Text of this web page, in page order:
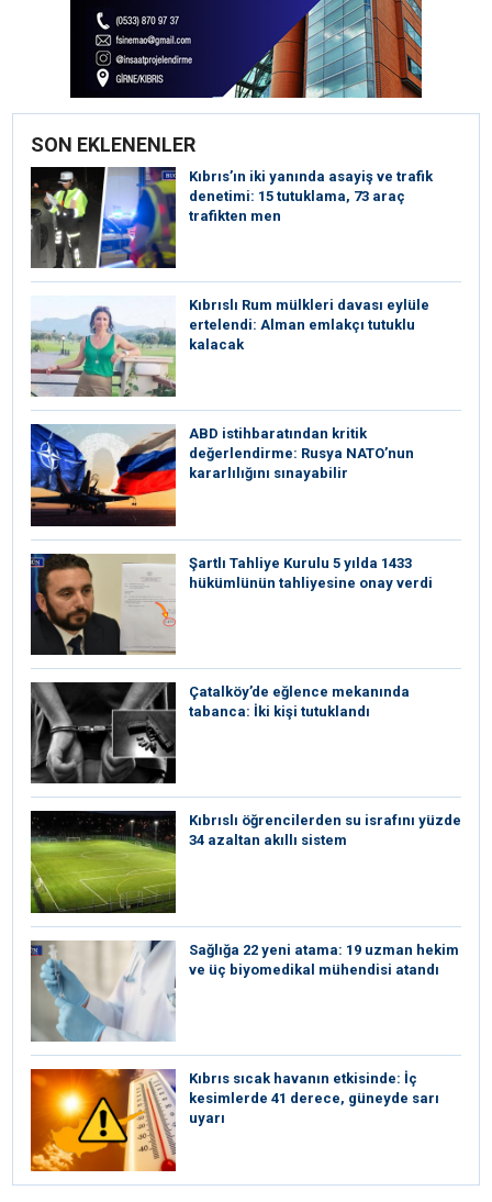
SON EKLENENLER
Kıbrıs’ın iki yanında asayiş ve trafik
denetimi: 15 tutuklama, 73 araç
trafikten men
Kıbrıslı Rum mülkleri davası eylüle
ertelendi: Alman emlakçı tutuklu
kalacak
ABD istihbaratından kritik
değerlendirme: Rusya NATO’nun
kararlılığını sınayabilir
Şartlı Tahliye Kurulu 5 yılda 1433
hükümlünün tahliyesine onay verdi
Çatalköy’de eğlence mekanında
tabanca: İki kişi tutuklandı
Kıbrıslı öğrencilerden su israfını yüzde
34 azaltan akıllı sistem
Sağlığa 22 yeni atama: 19 uzman hekim
ve üç biyomedikal mühendisi atandı
Kıbrıs sıcak havanın etkisinde: İç
kesimlerde 41 derece, güneyde sarı
uyarı